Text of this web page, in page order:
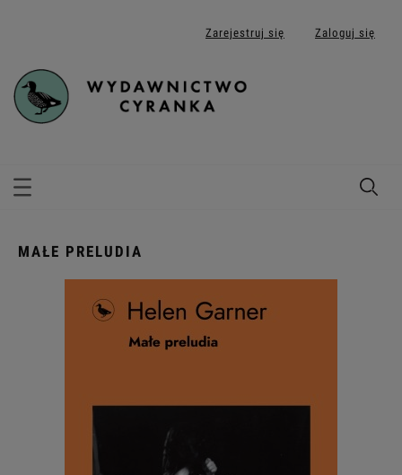
Zarejestruj się Zaloguj się
MAŁE PRELUDIA